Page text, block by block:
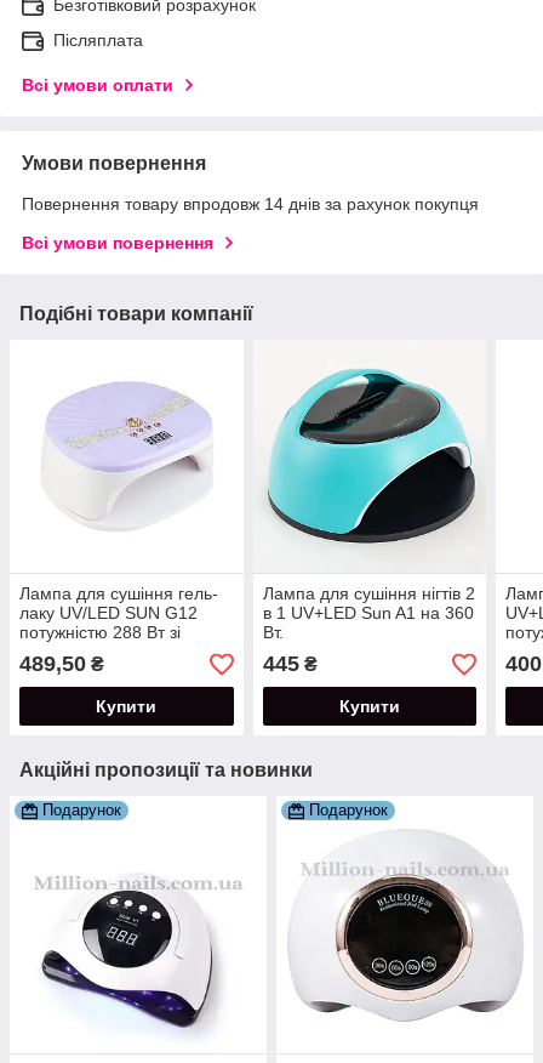
Безготівковий розрахунок
Післяплата
Всі умови оплати
Умови повернення
Повернення товару впродовж 14 днів за рахунок покупця
Всі умови повернення
Подібні товари компанії
Лампа для сушіння гель-
лаку UV/LED SUN G12
потужністю 288 Вт зі
стразами (Бузкова)
489,50 ₴
Купити
Лампа для сушіння нігтів 2
в 1 UV+LED Sun A1 на 360
Вт.
445₴
Купити
Акційні пропозиції та новинки
Подарунок Подарунок